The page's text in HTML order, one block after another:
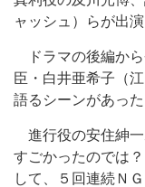
ャッシュ）らが出演
ドラマの後編から
臣・白井亜希子（
語るシーンがあった
進行役の安住紳一
すごかったのでは
して、５回連続Ｎ